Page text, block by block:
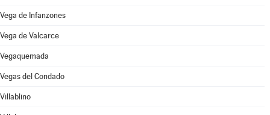
Vega de Infanzones
Vega de Valcarce
Vegaquemada
Vegas del Condado
Villablino